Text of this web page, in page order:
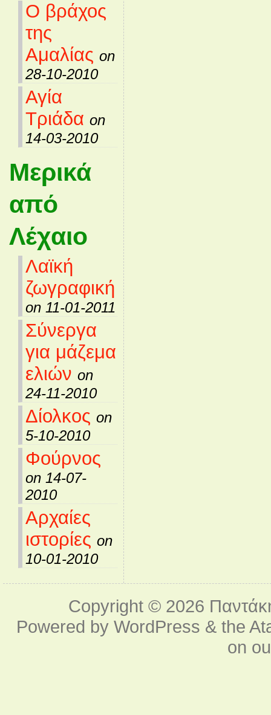
Ο βράχος
της
Αμαλίας on
28-10-2010
Αγία
Τριάδα on
14-03-2010
Μερικά
από
Λέχαιο
Λαϊκή
ζωγραφική
on 11-01-2011
Σύνεργα
για μάζεμα
ελιών on
24-11-2010
Δίολκος on
5-10-2010
Φούρνος
on 14-07-
2010
Αρχαίες
ιστορίες on
10-01-2010
Copyright © 2026
Powered byWordPress & the
on